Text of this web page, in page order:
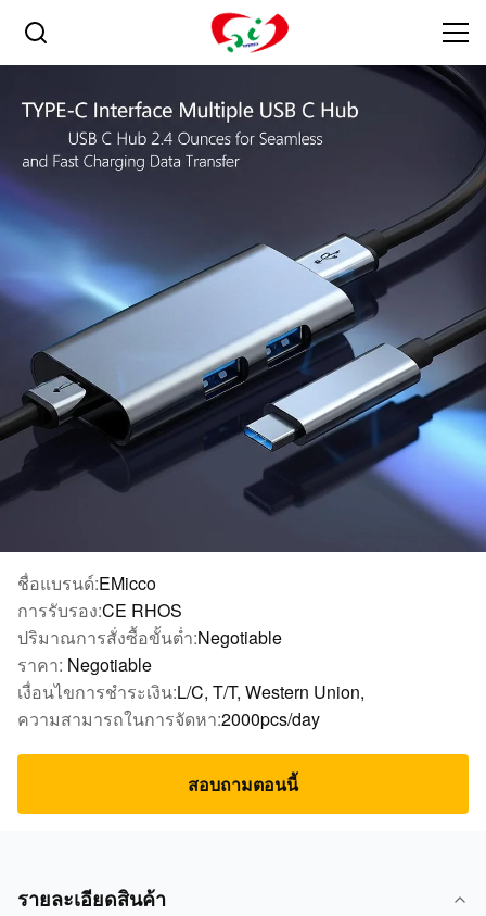
ชื่อแบรนด์:EMicco
การรับรอง:CE RHOS
ปริมาณการสั่งซื้อขั้นต่ำ:Negotiable
ราคา: Negotiable
เงื่อนไขการชำระเงิน:L/C, T/T, Western Union,
ความสามารถในการจัดหา:2000pcs/day
สอบถามตอนนี้
รายละเอียดสินค้า